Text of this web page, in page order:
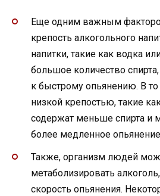
Еще одним важным
крепость алкогольного
напитки, такие как водка
большое количество
к быстрому опьянению. В
низкой крепостью, такие
содержат меньше спирта и
более медленное
Также, организм людей
метаболизировать
скорость опьянения.